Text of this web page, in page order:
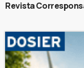
Revista